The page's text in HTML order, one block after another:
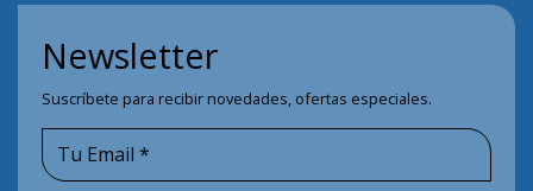
Newsletter
Suscríbete para recibir novedades, ofertas especiales.